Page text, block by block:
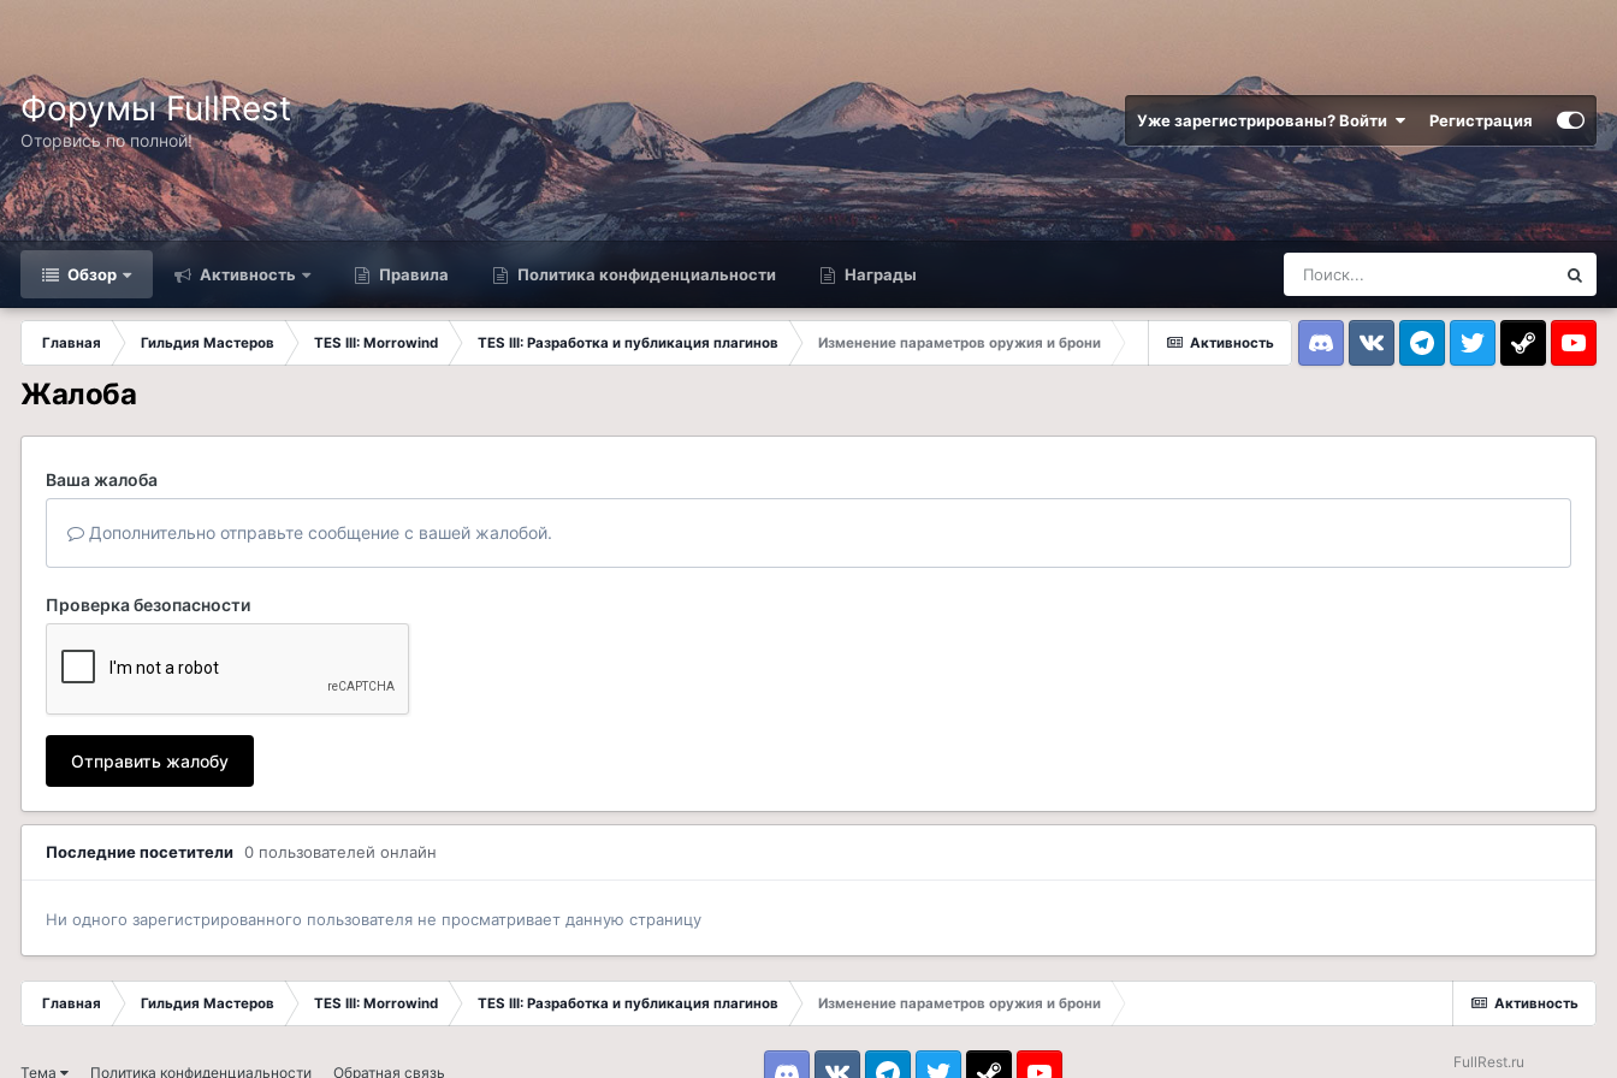
Форумы FullRest
Оторвись по полной!
Уже зарегистрированы? Войти Регистрация
Обзор Активность Правила Политика конфиденциальности Награды
Активность
Главная Гильдия Мастеров TES III: Morrowind TES III: Разработка и публикация плагинов
Изменение параметров оружия и брони
DiscordVK TelegramTwitter Steam
Жалоба
Ваша жалоба
Дополнительно отправьте сообщение с вашей жалобой.
Проверка безопасности
Отправить жалобу
Последние посетители 0 пользователей онлайн
Ни одного зарегистрированного пользователя не просматривает данную страницу
Активность
Главная Гильдия Мастеров TES III: Morrowind TES III: Разработка и публикация плагинов Изменение параметров оружия и брони
Тема Политика конфиденциальности Обратная связь
FullRest.ru